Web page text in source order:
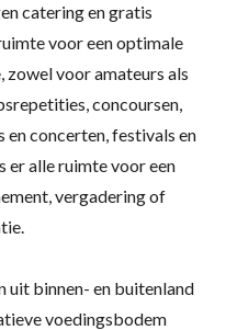
catering en gratis
voor een optimale
voor amateurs als
concoursen,
concerten, festivals en
alle ruimte voor een
vergadering of
uit binnen- en buitenland
voedingsbodem